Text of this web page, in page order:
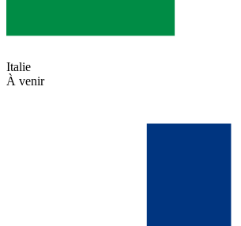
Italie
À venir